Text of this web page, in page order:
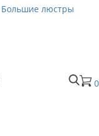
Большие люстры
0